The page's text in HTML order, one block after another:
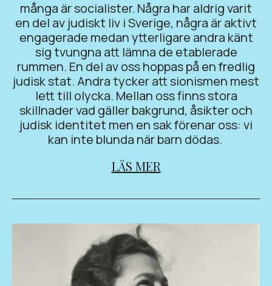
många är socialister. Några har aldrig varit
en del av judiskt liv i Sverige, några är aktivt
engagerade medan ytterligare andra känt
sig tvungna att lämna de etablerade
rummen. En del av oss hoppas på en fredlig
judisk stat. Andra tycker att sionismen mest
lett till olycka. Mellan oss finns stora
skillnader vad gäller bakgrund, åsikter och
judisk identitet men en sak förenar oss: vi
kan inte blunda när barn dödas.
LÄS MER